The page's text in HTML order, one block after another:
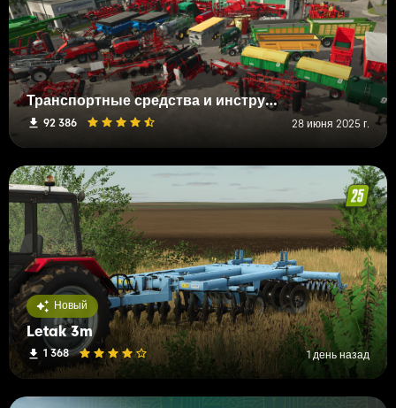
Транспортные средства и инструменты FS19 (H-K)
92 386 28 июня 2025 г.
Новый
Letak 3m
1 368 1 день назад